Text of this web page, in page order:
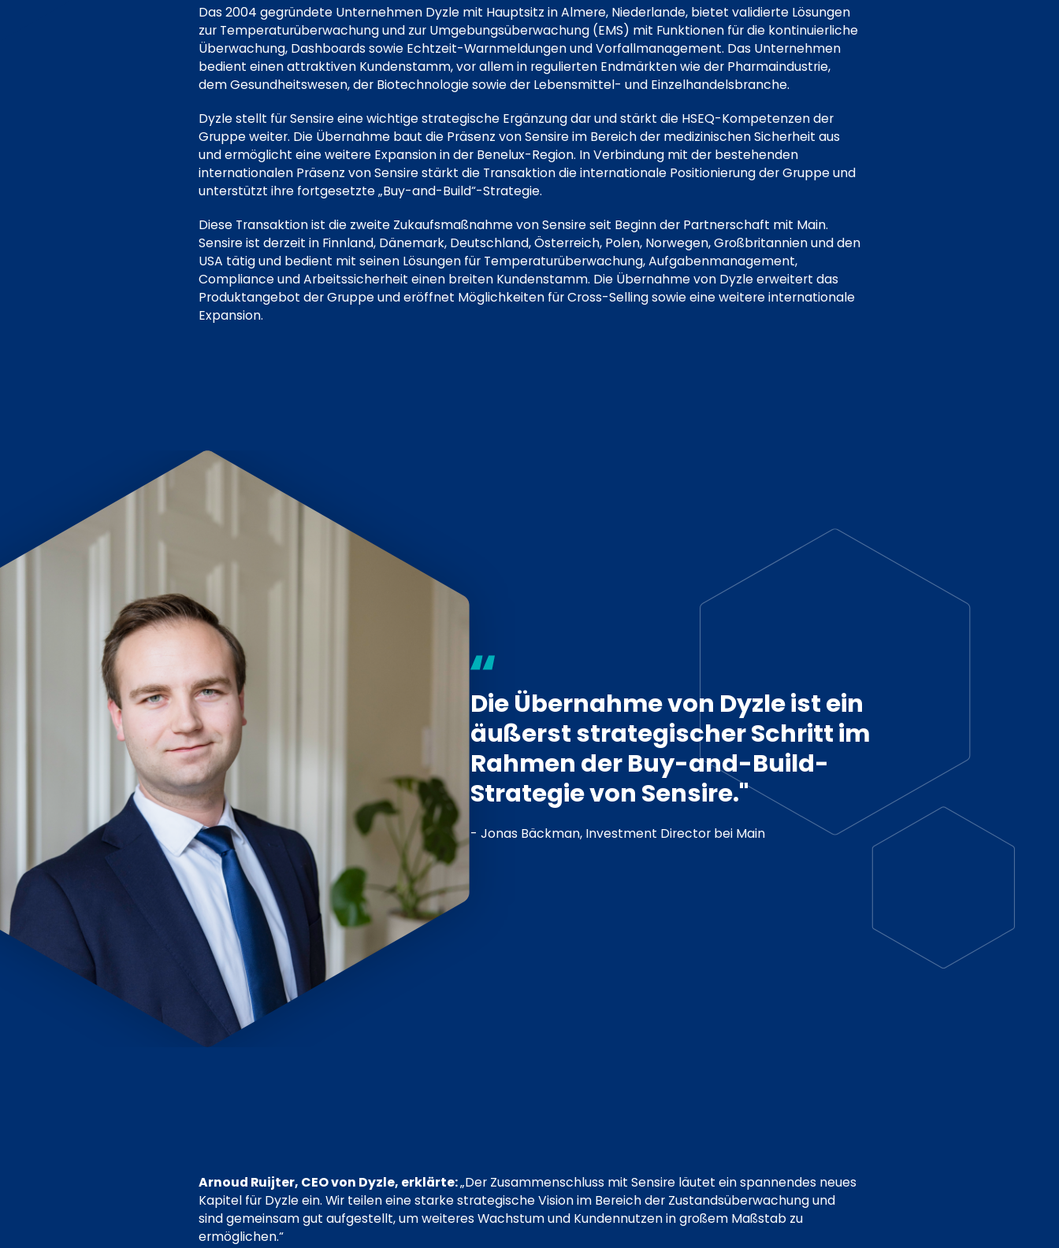
Das 2004 gegründete Unternehmen Dyzle mit Hauptsitz in Almere, Niederlande, bietet validierte Lösungen
zur Temperaturüberwachung und zur Umgebungsüberwachung (EMS) mit Funktionen für die kontinuierliche
Überwachung, Dashboards sowie Echtzeit-Warnmeldungen und Vorfallmanagement. Das Unternehmen
bedient einen attraktiven Kundenstamm, vor allem in regulierten Endmärkten wie der Pharmaindustrie,
dem Gesundheitswesen, der Biotechnologie sowie der Lebensmittel- und Einzelhandelsbranche.
Dyzle stellt für Sensire eine wichtige strategische Ergänzung dar und stärkt die HSEQ-Kompetenzen der
Gruppe weiter. Die Übernahme baut die Präsenz von Sensire im Bereich der medizinischen Sicherheit aus
und ermöglicht eine weitere Expansion in der Benelux-Region. In Verbindung mit der bestehenden
internationalen Präsenz von Sensire stärkt die Transaktion die internationale Positionierung der Gruppe und
unterstützt ihre fortgesetzte „Buy-and-Build“-Strategie.
Diese Transaktion ist die zweite Zukaufsmaßnahme von Sensire seit Beginn der Partnerschaft mit Main.
Sensire ist derzeit in Finnland, Dänemark, Deutschland, Österreich, Polen, Norwegen, Großbritannien und den
USA tätig und bedient mit seinen Lösungen für Temperaturüberwachung, Aufgabenmanagement,
Compliance und Arbeitssicherheit einen breiten Kundenstamm. Die Übernahme von Dyzle erweitert das
Produktangebot der Gruppe und eröffnet Möglichkeiten für Cross-Selling sowie eine weitere internationale
Expansion.
Die Übernahme von Dyzle ist ein
äußerst strategischer Schritt im
Rahmen der Buy-and-Build-
Strategie von Sensire."
- Jonas Bäckman, Investment Director bei Main
Arnoud Ruijter, CEO von Dyzle, erklärte:„Der Zusammenschluss mit Sensire läutet ein spannendes neues
Kapitel für Dyzle ein. Wir teilen eine starke strategische Vision im Bereich der Zustandsüberwachung und
sind gemeinsam gut aufgestellt, um weiteres Wachstum und Kundennutzen in großem Maßstab zu
ermöglichen.“